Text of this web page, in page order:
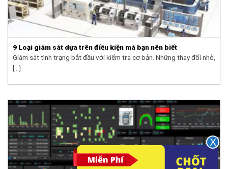
9 Loại giám sát dựa trên điều kiện mà bạn nên biết
Giám sát tình trạng bắt đầu với kiểm tra cơ bản. Những thay đổi nhỏ,
[...]